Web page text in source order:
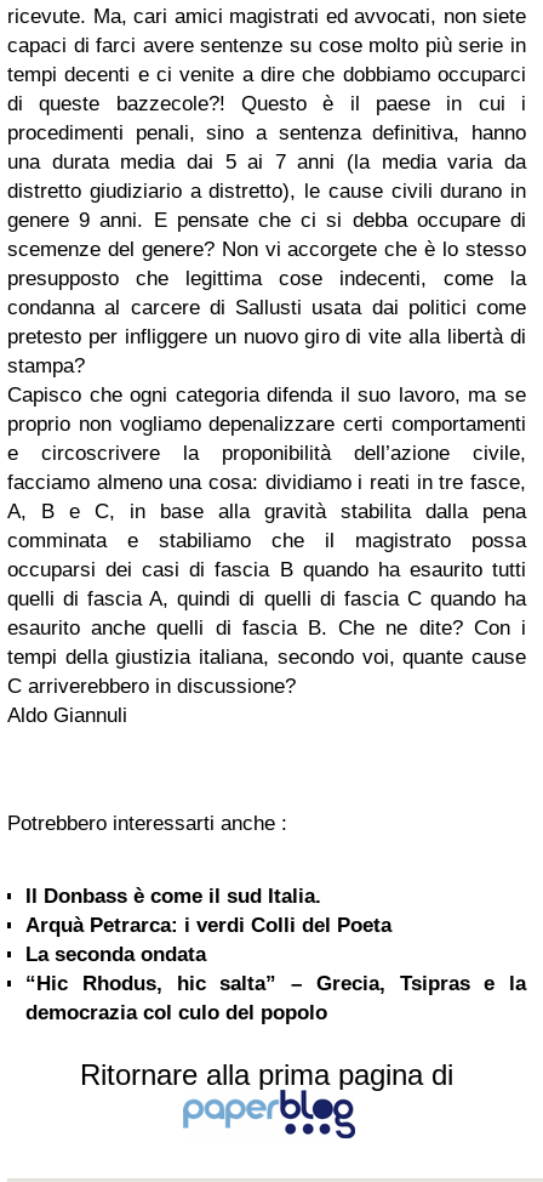
ricevute. Ma, cari amici magistrati ed avvocati, non siete
capaci di farci avere sentenze su cose molto più serie in
tempi decenti e ci venite a dire che dobbiamo occuparci
di queste bazzecole?! Questo è il paese in cui i
procedimenti penali, sino a sentenza definitiva, hanno
una durata media dai 5 ai 7 anni (la media varia da
distretto giudiziario a distretto), le cause civili durano in
genere 9 anni. E pensate che ci si debba occupare di
scemenze del genere? Non vi accorgete che è lo stesso
presupposto che legittima cose indecenti, come la
condanna al carcere di Sallusti usata dai politici come
pretesto per infliggere un nuovo giro di vite alla libertà di
stampa?
Capisco che ogni categoria difenda il suo lavoro, ma se
proprio non vogliamo depenalizzare certi comportamenti
e circoscrivere la proponibilità dell’azione civile,
facciamo almeno una cosa: dividiamo i reati in tre fasce,
A, B e C, in base alla gravità stabilita dalla pena
comminata e stabiliamo che il magistrato possa
occuparsi dei casi di fascia B quando ha esaurito tutti
quelli di fascia A, quindi di quelli di fascia C quando ha
esaurito anche quelli di fascia B. Che ne dite? Con i
tempi della giustizia italiana, secondo voi, quante cause
C arriverebbero in discussione?
Aldo Giannuli
Potrebbero interessarti anche :
Il Donbass è come il sud Italia.
Arquà Petrarca: i verdi Colli del Poeta
La seconda ondata
“Hic Rhodus, hic salta” – Grecia, Tsipras e la
democrazia col culo del popolo
Ritornare alla prima pagina di